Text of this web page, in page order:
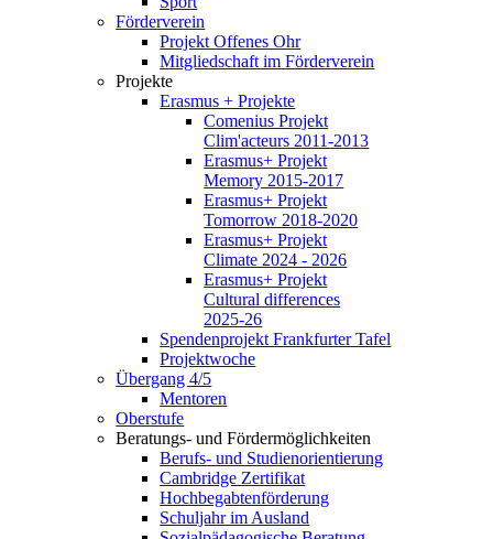
Förderverein
Projekt Offenes Ohr
Mitgliedschaft im Förderverein
Projekte
Erasmus + Projekte
Comenius Projekt
Clim'acteurs 2011-2013
Erasmus+ Projekt
Memory 2015-2017
Erasmus+ Projekt
Tomorrow 2018-2020
Erasmus+ Projekt
Climate 2024 - 2026
Erasmus+ Projekt
Cultural differences
2025-26
Spendenprojekt Frankfurter Tafel
Projektwoche
Übergang 4/5
Mentoren
Oberstufe
Beratungs- und Fördermöglichkeiten
Berufs- und Studienorientierung
Cambridge Zertifikat
Hochbegabtenförderung
Schuljahr im Ausland